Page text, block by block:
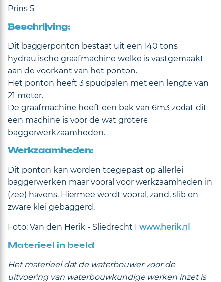
Prins 5
Beschrijving:
Dit baggerponton bestaat uit een 140 tons
hydraulische graafmachine welke is vastgemaakt
aan de voorkant van het ponton.
Het ponton heeft 3 spudpalen met een lengte van
21 meter.
De graafmachine heeft een bak van 6m3 zodat dit
een machine is voor de wat grotere
baggerwerkzaamheden.
Werkzaamheden:
Dit ponton kan worden toegepast op allerlei
baggerwerken maar vooral voor werkzaamheden in
(zee) havens. Hiermee wordt vooral, zand, slib en
zware klei gebaggerd.
Foto: Van den Herik - Sliedrecht I www.herik.nl
Materieel in beeld
Het materieel dat de waterbouwer voor de
uitvoering van waterbouwkundige werken inzet is